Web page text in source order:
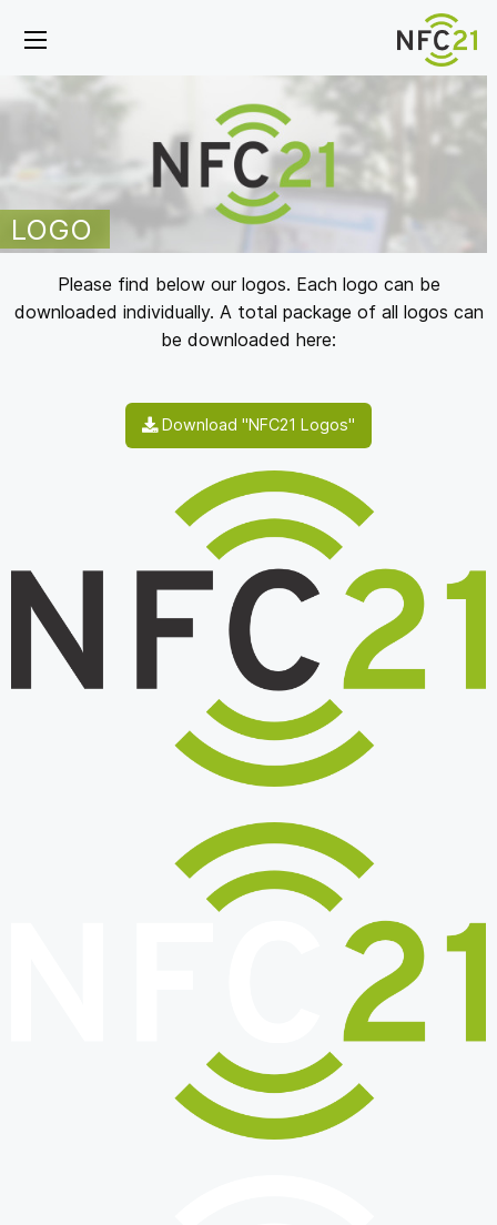
LOGO
Please find below our logos. Each logo can be
downloaded individually. A total package of all logos can
be downloaded here:
Download "NFC21 Logos"